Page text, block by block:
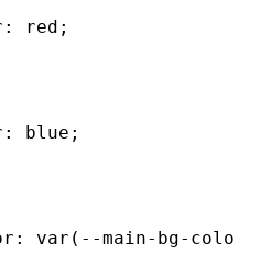
: red ;
: blue ;
: var (--main-bg-color)